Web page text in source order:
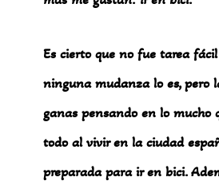
Es cierto que no fue tarea
ninguna mudanza lo es, pero
ganas pensando en lo mucho
todo al vivir en la ciudad
preparada para ir en bici.